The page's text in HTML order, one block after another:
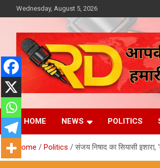
to
Wednesday, August 5, 2026
Reporter
आपकी आवाज, हमारी कोशिश
HOME NEWS POLITICS
Home Politics संजय निषाद का सियासी